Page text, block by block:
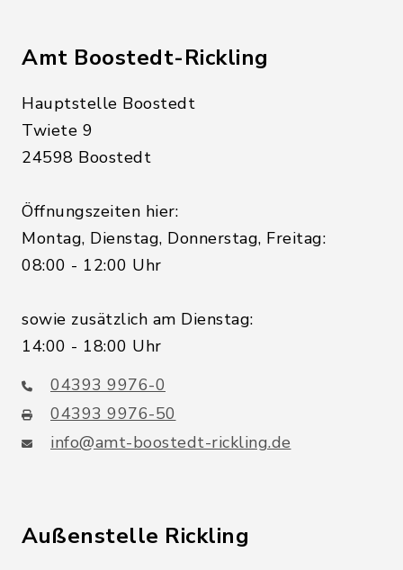
Amt Boostedt-Rickling
Hauptstelle Boostedt
Twiete 9
24598 Boostedt
Öffnungszeiten hier:
Montag, Dienstag, Donnerstag, Freitag:
08:00 - 12:00 Uhr
sowie zusätzlich am Dienstag:
14:00 - 18:00 Uhr
04393 9976-0
04393 9976-50
info@amt-boostedt-rickling.de
Außenstelle Rickling